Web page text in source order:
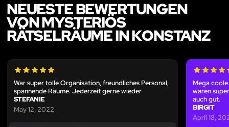
NEUESTE BEWERTUNGEN
VON MYSTERIÖS
RÄTSELRÄUME IN KONSTANZ
War super tolle Organisation, freundliches Personal,
spannende Räume. Jederzeit gerne wieder
STEFANIE
May 12, 2022
Mega
waren
auch gut.
BIRGIT
April 18,